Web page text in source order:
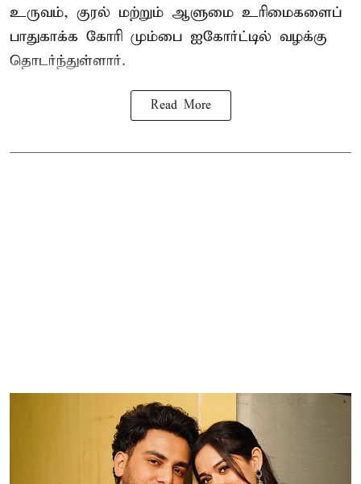
உருவம், குரல் மற்றும் ஆளுமை உரிமைகளைப்
பாதுகாக்க கோரி மும்பை ஐகோர்ட்டில் வழக்கு
தொடர்ந்துள்ளார்.
Read More